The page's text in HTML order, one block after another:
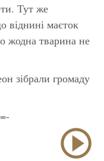
Тут же
віднині маєток
жодна тварина не
зібрали громаду